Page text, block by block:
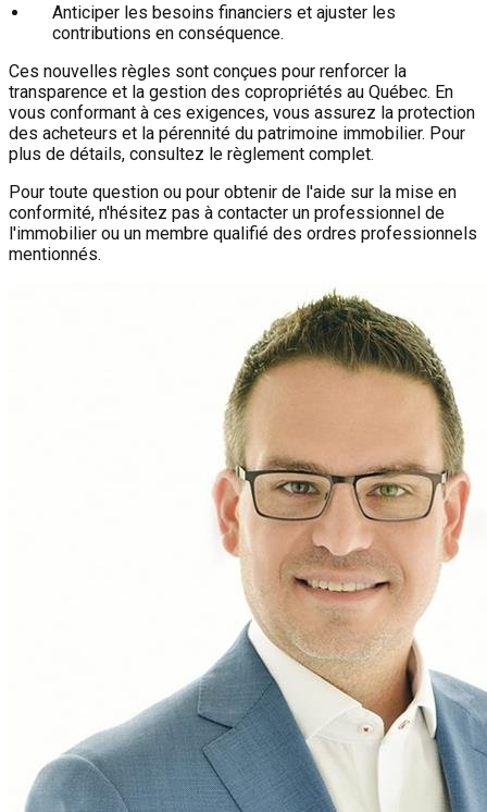
Anticiper les besoins financiers et ajuster les
contributions en conséquence.
Ces nouvelles règles sont conçues pour renforcer la
transparence et la gestion des copropriétés au Québec. En
vous conformant à ces exigences, vous assurez la protection
des acheteurs et la pérennité du patrimoine immobilier. Pour
plus de détails, consultez le règlement complet.
Pour toute question ou pour obtenir de l'aide sur la mise en
conformité, n'hésitez pas à contacter un professionnel de
l'immobilier ou un membre qualifié des ordres professionnels
mentionnés.